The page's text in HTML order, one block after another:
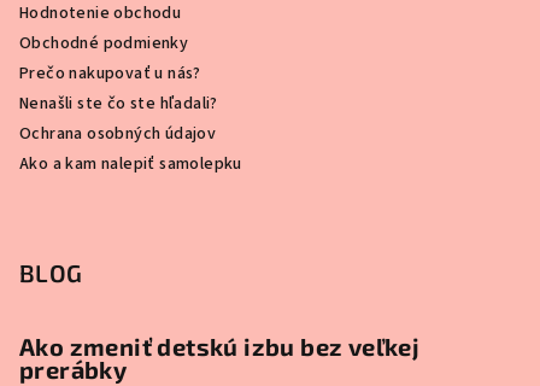
Hodnotenie obchodu
Obchodné podmienky
Prečo nakupovať u nás?
Nenašli ste čo ste hľadali?
Ochrana osobných údajov
Ako a kam nalepiť samolepku
BLOG
Ako zmeniť detskú izbu bez veľkej
prerábky